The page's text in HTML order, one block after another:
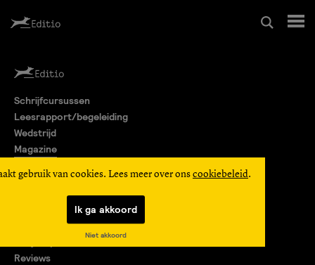
Leesrapport/begeleiding
Wedstrijd
Editio Producties
gebruik van cookies. Lees meer over ons cookiebeleid.
Ik ga akkoord
Niet akkoord
Schrijfcursussen
Leesrapport/begeleiding
Wedstrijd
Magazine
Reviews